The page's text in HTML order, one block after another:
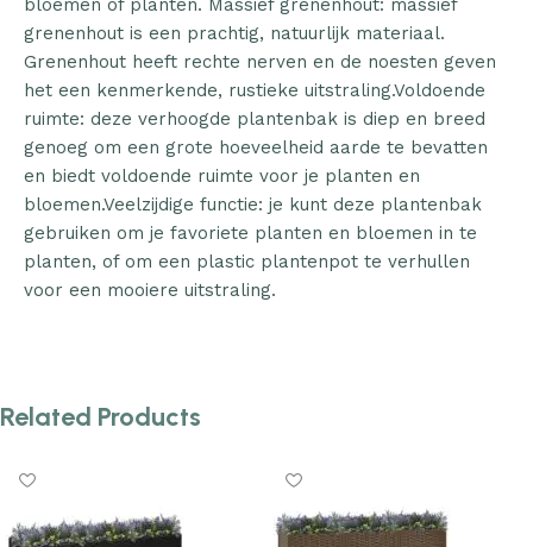
bloemen of planten. Massief grenenhout: massief
grenenhout is een prachtig, natuurlijk materiaal.
Grenenhout heeft rechte nerven en de noesten geven
het een kenmerkende, rustieke uitstraling.Voldoende
ruimte: deze verhoogde plantenbak is diep en breed
genoeg om een grote hoeveelheid aarde te bevatten
en biedt voldoende ruimte voor je planten en
bloemen.Veelzijdige functie: je kunt deze plantenbak
gebruiken om je favoriete planten en bloemen in te
planten, of om een plastic plantenpot te verhullen
voor een mooiere uitstraling.
Related Products